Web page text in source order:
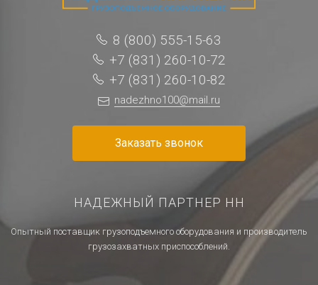
8 (800) 555-15-63
+7 (831) 260-10-72
+7 (831) 260-10-82
nadezhno100@mail.ru
Заказать звонок
НАДЕЖНЫЙ ПАРТНЕР НН
Опытный поставщик грузоподъемного оборудования и производитель
грузозахватных приспособлений.